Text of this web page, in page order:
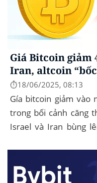
Giá Bitcoin giảm
Iran, altcoin
⏱️18/06/2025, 08:13
Gía bitcoin giảm vào
trong bối cảnh căng
Israel và Iran bùng